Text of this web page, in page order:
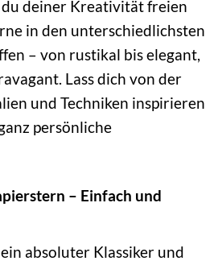
deiner Kreativität freien
in den unterschiedlichsten
– von rustikal bis elegant,
Lass dich von der
und Techniken inspirieren
persönliche
– Einfach und
absoluter Klassiker und